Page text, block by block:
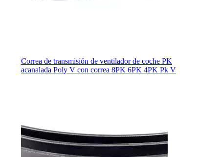
Correa de transmisión de ventilador de coche PK
acanalada Poly V con correa 8PK 6PK 4PK Pk V